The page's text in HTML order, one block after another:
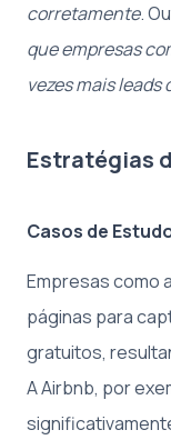
corretamente.
que empresas
vezes mais leads
Estratégias
Casos de
Empresas como a
páginas para
gratuitos,
A Airbnb, por